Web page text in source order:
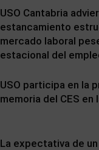
USO Cantabria
estancamiento
mercado laboral
estacional del
USO participa en la
memoria del CES en
La expectativa de